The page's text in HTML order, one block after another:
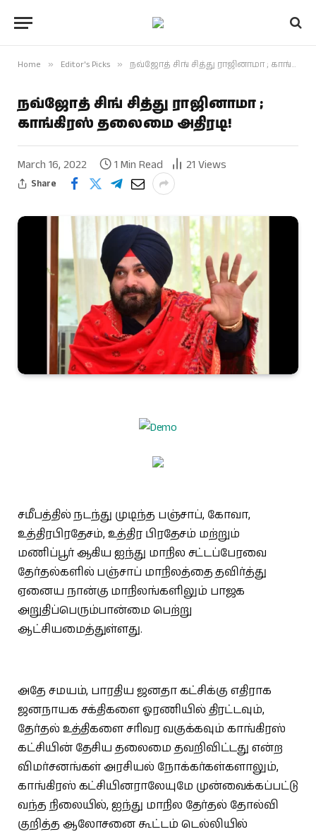
Home » Editor's Picks » நவ்ஜோத் சிங் சித்து ராஜினாமா ; காங்கிரஸ் தலைமை அதிரடி!
நவ்ஜோத் சிங் சித்து ராஜினாமா ;
காங்கிரஸ் தலைமை அதிரடி!
March 16, 2022 1 Min Read 21 Views
Share
சமீபத்தில் நடந்து முடிந்த பஞ்சாப், கோவா,
உத்திரபிரதேசம், உத்திர பிரதேசம் மற்றும்
மணிப்பூர் ஆகிய ஐந்து மாநில சட்டப்பேரவை
தேர்தல்களில் பஞ்சாப் மாநிலத்தை தவிர்த்து
ஏனைய நான்கு மாநிலங்களிலும் பாஜக
அறுதிப்பெரும்பான்மை பெற்று
ஆட்சியமைத்துள்ளது.
அதே சமயம், பாரதிய ஜனதா கட்சிக்கு எதிராக
ஜனநாயக சக்திகளை ஓரணியில் திரட்டவும்,
தேர்தல் உத்திகளை சரிவர வகுக்கவும் காங்கிரஸ்
கட்சியின் தேசிய தலைமை தவறிவிட்டது என்ற
விமர்சனங்கள் அரசியல் நோக்கர்கள்களாலும்,
காங்கிரஸ் கட்சியினராலேயுமே முன்வைக்கப்பட்டு
வந்த நிலையில், ஐந்து மாநில தேர்தல் தோல்வி
குறித்த ஆலோசனை கூட்டம் டெல்லியில்